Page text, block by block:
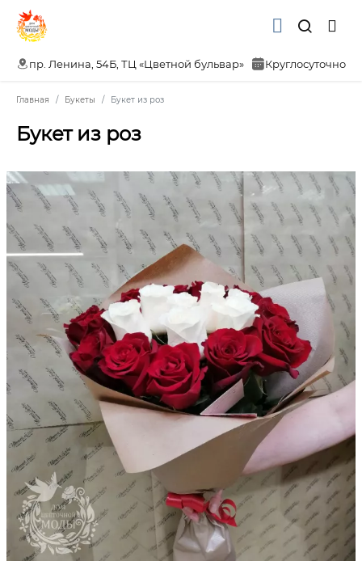
пр. Ленина, 54Б, ТЦ «Цветной бульвар» Круглосуточно
Главная Букеты Букет из роз
Букет из роз